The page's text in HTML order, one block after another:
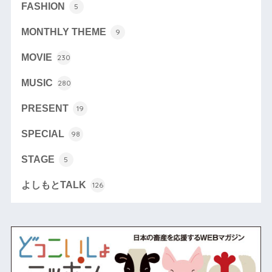
FASHION 5
MONTHLY THEME 9
MOVIE 230
MUSIC 280
PRESENT 19
SPECIAL 98
STAGE 5
よしもとTALK 126